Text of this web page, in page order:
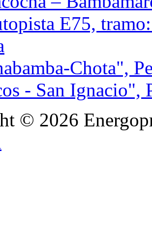
E75,
Chota",
- San Ignacio",
© 2026